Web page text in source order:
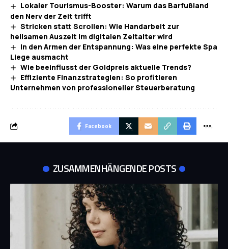
Lokaler Tourismus-Booster: Warum das Barfußland
den Nerv der Zeit trifft
Stricken statt Scrollen: Wie Handarbeit zur
heilsamen Auszeit im digitalen Zeitalter wird
In den Armen der Entspannung: Was eine perfekte Spa
Liege ausmacht
Wie beeinflusst der Goldpreis aktuelle Trends?
Effiziente Finanzstrategien: So profitieren
Unternehmen von professioneller Steuerberatung
Facebook
ZUSAMMENHÄNGENDE POSTS